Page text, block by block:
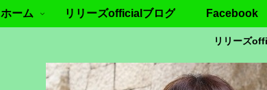
リリーズ
ホーム リリーズofficialブログ Facebook